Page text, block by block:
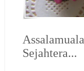
Sejahtera...